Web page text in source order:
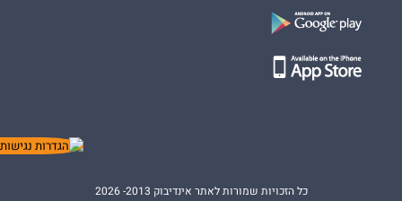
כל הזכויות שמורות לאתר אינדיבוק 2013- 2026